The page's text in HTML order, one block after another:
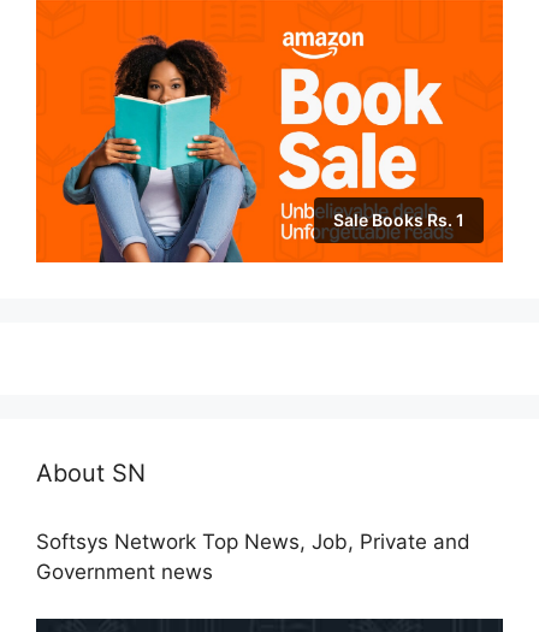
Sale Books Rs. 1
About SN
Softsys Network Top News, Job, Private and
Government news